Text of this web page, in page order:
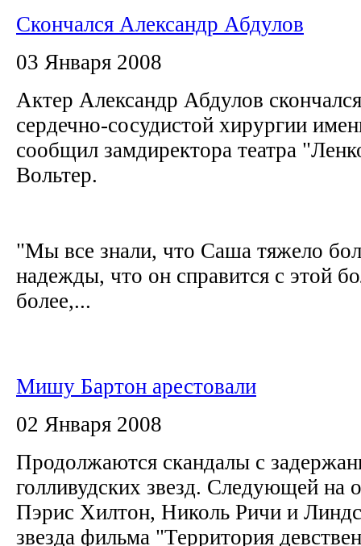
Скончался Александр Абдулов
03 Января 2008
Актер Александр Абдулов
сердечно-сосудистой хирургии
сообщил замдиректора театра
Вольтер.
"Мы все знали, что Саша тяжело
надежды, что он справится с этой
более,...
Мишу Бартон арестовали
02 Января 2008
Продолжаются скандалы с
голливудских звезд. Следующей на
Пэрис Хилтон, Николь Ричи и
звезда фильма "Территория